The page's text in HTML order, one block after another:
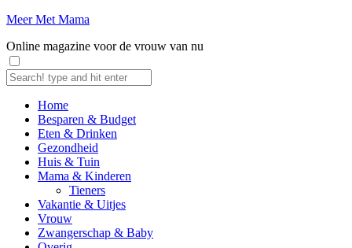
Meer Met Mama
Online magazine voor de vrouw van nu
Home
Besparen & Budget
Eten & Drinken
Gezondheid
Huis & Tuin
Mama & Kinderen
Tieners
Vakantie & Uitjes
Vrouw
Zwangerschap & Baby